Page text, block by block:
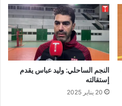
النجم الساحلي: وليد عباس يقدم
إستقالته
20 يناير 2025